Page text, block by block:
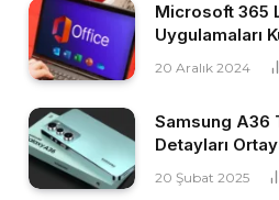
Microsoft 365
Uygulamaları
20 Aralık 2024
Samsung A36
Detayları
20 Şubat 2025